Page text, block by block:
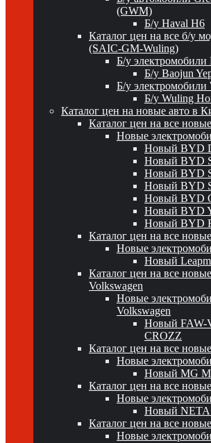
(GWM)
Б/у Haval H6
Каталог цен на все б/у
(SAIC-GM-Wuling)
Б/у электромобили
Б/у Baojun
Б/у электромобили
Б/у Wuling
Каталог цен на новые авто в
Каталог цен на все
Новые
Новый BYD
Новый BYD
Новый BYD
Новый BYD
Новый BYD
Новый BYD
Новый BYD
Каталог цен на все
Новые
Новый
Каталог цен на все
Volkswagen
Новые
Volkswagen
Новый FAW-
CROZZ
Каталог цен на все
Новые
Новый MG
Каталог цен на все
Новые
Новый NETA
Каталог цен на все
Новые